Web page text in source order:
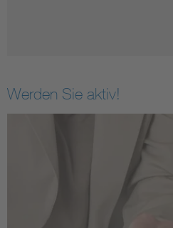
Werden Sie aktiv!